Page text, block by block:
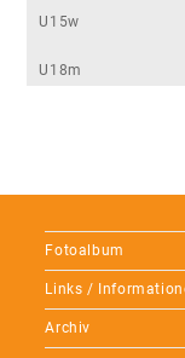
U15w
U18m
Fotoalbum
Links /
Archiv